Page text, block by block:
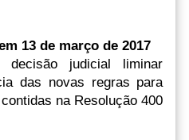
13 de março de 2017
judicial liminar
das novas regras para
na Resolução 400